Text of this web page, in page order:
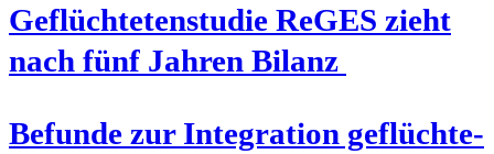
Geflüch­te­ten­stu­die ReGES zieht
nach fünf Jah­ren Bilanz
Befun­de zur Inte­gra­ti­on geflüch­te­